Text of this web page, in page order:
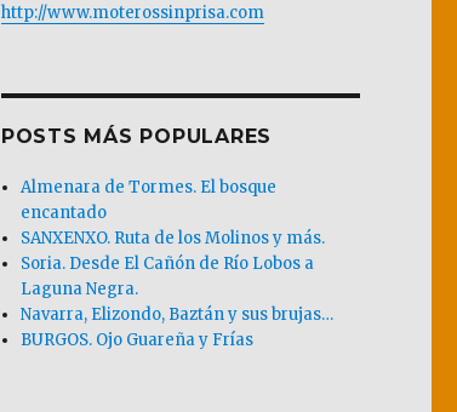
http://www.moterossinprisa.com
POSTS MÁS POPULARES
Almenara de Tormes. El bosque
encantado
SANXENXO. Ruta de los Molinos y más.
Soria. Desde El Cañón de Río Lobos a
Laguna Negra.
Navarra, Elizondo, Baztán y sus brujas…
BURGOS. Ojo Guareña y Frías